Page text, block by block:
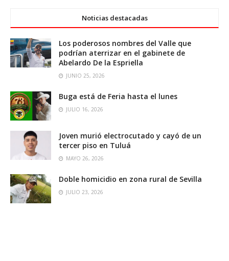
Noticias destacadas
Los poderosos nombres del Valle que
podrían aterrizar en el gabinete de
Abelardo De la Espriella
JUNIO 25, 2026
Buga está de Feria hasta el lunes
JULIO 16, 2026
Joven murió electrocutado y cayó de un
tercer piso en Tuluá
MAYO 26, 2026
Doble homicidio en zona rural de Sevilla
JULIO 23, 2026